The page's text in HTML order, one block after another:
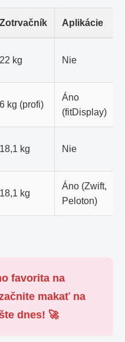
Zotrvačník Aplikácie
22 kg Nie
6 kg (profi)
Áno
(fitDisplay)
18,1 kg Nie
18,1 kg
Áno (Zwift,
Peloton)
favorita na
makať na
dnes! 🚀